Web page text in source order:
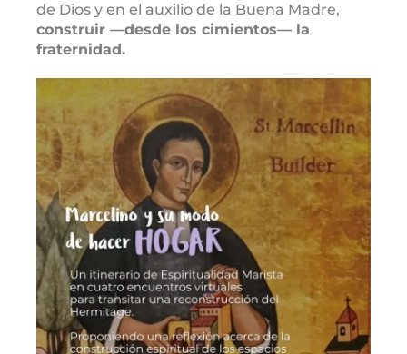
de Dios y en el auxilio de la Buena Madre,
construir —desde los cimientos— la
fraternidad.